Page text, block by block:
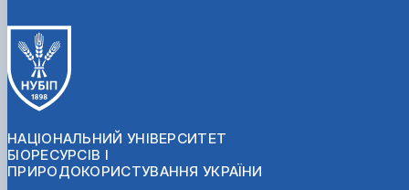
НАЦІОНАЛЬНИЙ УНІВЕРСИТЕТ
БІОРЕСУРСІВ І
ПРИРОДОКОРИСТУВАННЯ УКРАЇНИ